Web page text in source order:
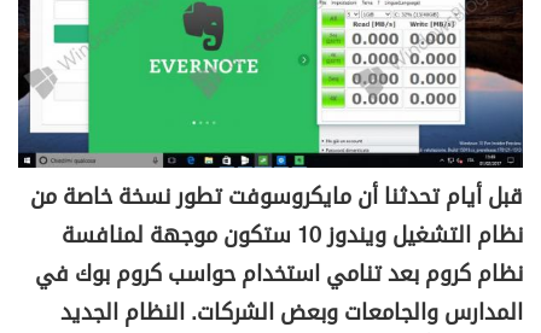
قبل أيام تحدثنا أن مايكروسوفت تطور نسخة خاصة من
نظام التشغيل ويندوز 10 ستكون موجهة لمنافسة
نظام كروم بعد تنامي استخدام حواسب كروم بوك في
المدارس والجامعات وبعض الشركات. النظام الجديد